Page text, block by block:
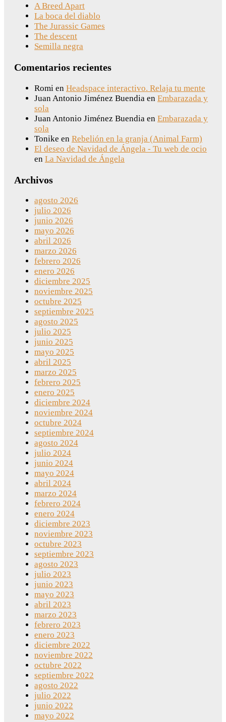
A Breed Apart
La boca del diablo
The Jurassic Games
The descent
Semilla negra
Comentarios recientes
Romi en Headspace interactivo. Relaja tu mente
Juan Antonio Jiménez Buendia en Embarazada y
sola
Juan Antonio Jiménez Buendia en Embarazada y
sola
Tonike en Rebelión en la granja (Animal Farm)
El deseo de Navidad de Ángela - Tu web de ocio
en La Navidad de Ángela
Archivos
agosto 2026
julio 2026
junio 2026
mayo 2026
abril 2026
marzo 2026
febrero 2026
enero 2026
diciembre 2025
noviembre 2025
octubre 2025
septiembre 2025
agosto 2025
julio 2025
junio 2025
mayo 2025
abril 2025
marzo 2025
febrero 2025
enero 2025
diciembre 2024
noviembre 2024
octubre 2024
septiembre 2024
agosto 2024
julio 2024
junio 2024
mayo 2024
abril 2024
marzo 2024
febrero 2024
enero 2024
diciembre 2023
noviembre 2023
octubre 2023
septiembre 2023
agosto 2023
julio 2023
junio 2023
mayo 2023
abril 2023
marzo 2023
febrero 2023
enero 2023
diciembre 2022
noviembre 2022
octubre 2022
septiembre 2022
agosto 2022
julio 2022
junio 2022
mayo 2022